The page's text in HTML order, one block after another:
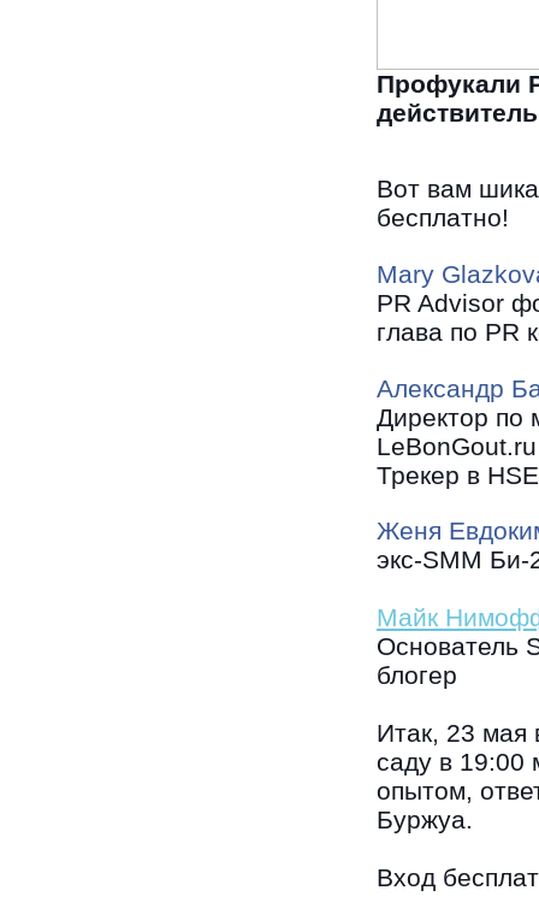
Профукали
Вот вам
бесплатно!
Mary
PR Advisor
глава по PR
Александр
Директор по
LeBonGout.ru
Трекер в
Женя
экс-SMM Би-
Майк
Основатель
блогер
Итак, 23 мая
саду в 19:00
опытом,
Буржуа.
Вход